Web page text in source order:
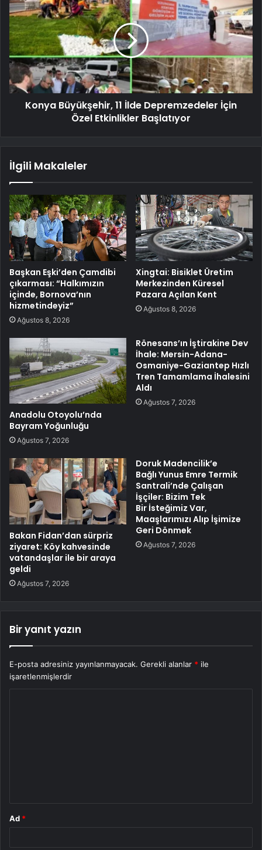
Konya Büyükşehir, 11 İlde Depremzedeler İçin
Özel Etkinlikler Başlatıyor
İlgili Makaleler
Başkan Eşki’den Çamdibi
çıkarması: “Halkımızın
içinde, Bornova’nın
hizmetindeyiz”
Ağustos 8, 2026
Xingtai: Bisiklet Üretim
Merkezinden Küresel
Pazara Açılan Kent
Ağustos 8, 2026
Anadolu Otoyolu’nda
Bayram Yoğunluğu
Ağustos 7, 2026
Rönesans’ın İştirakine Dev
İhale: Mersin-Adana-
Osmaniye-Gaziantep Hızlı
Tren Tamamlama İhalesini
Aldı
Ağustos 7, 2026
Bakan Fidan’dan sürpriz
ziyaret: Köy kahvesinde
vatandaşlar ile bir araya
geldi
Ağustos 7, 2026
Doruk Madencilik’e
Bağlı Yunus Emre Termik
Santrali’nde Çalışan
İşçiler: Bizim Tek
Bir İsteğimiz Var,
Maaşlarımızı Alıp İşimize
Geri Dönmek
Ağustos 7, 2026
Bir yanıt yazın
E-posta adresiniz yayınlanmayacak. Gerekli alanlar * ile
işaretlenmişlerdir
Ad *